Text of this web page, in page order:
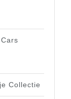
Collectie